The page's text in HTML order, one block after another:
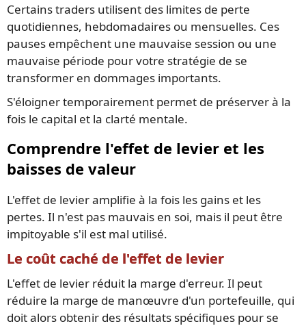
Certains traders utilisent des limites de perte
quotidiennes, hebdomadaires ou mensuelles. Ces
pauses empêchent une mauvaise session ou une
mauvaise période pour votre stratégie de se
transformer en dommages importants.
S'éloigner temporairement permet de préserver à la
fois le capital et la clarté mentale.
Comprendre l'effet de levier et les
baisses de valeur
L'effet de levier amplifie à la fois les gains et les
pertes. Il n'est pas mauvais en soi, mais il peut être
impitoyable s'il est mal utilisé.
Le coût caché de l'effet de levier
L'effet de levier réduit la marge d'erreur. Il peut
réduire la marge de manœuvre d'un portefeuille, qui
doit alors obtenir des résultats spécifiques pour se